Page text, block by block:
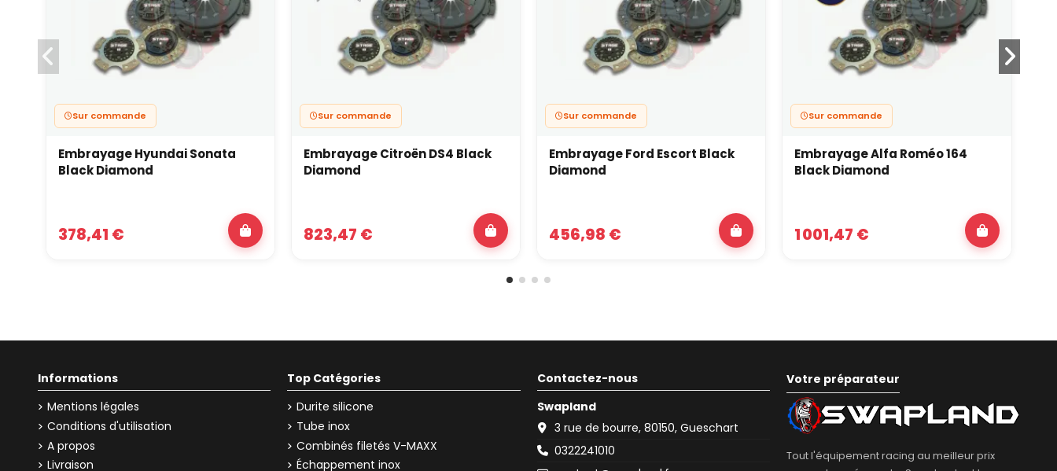
Sur commande
Embrayage Hyundai Sonata
Black Diamond
378,41 €
Sur commande
Embrayage Citroën DS4 Black
Diamond
823,47 €
Sur commande
Embrayage Ford Escort Black
Diamond
456,98 €
Sur commande
Embrayage Alfa Roméo 164
Black Diamond
1 001,47 €
Informations
Mentions légales
Conditions d'utilisation
A propos
Livraison
Top Catégories
Durite silicone
Tube inox
Combinés filetés V-MAXX
Échappement inox
Contactez-nous
Swapland
3 rue de bourre, 80150, Gueschart
0322241010
Votre préparateur
Tout l'équipement racing au meilleur prix